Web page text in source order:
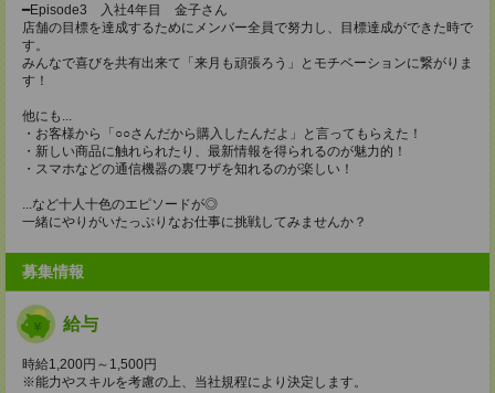
━Episode3 入社4年目 金子さん
店舗の目標を達成するためにメンバー全員で努力し、目標達成ができた時で
す。
みんなで喜びを共有出来て「来月も頑張ろう」とモチベーションに繋がりま
す！
他にも...
・お客様から「○○さんだから購入したんだよ」と言ってもらえた！
・新しい商品に触れられたり、最新情報を得られるのが魅力的！
・スマホなどの通信機器の裏ワザを知れるのが楽しい！
...など十人十色のエピソードが◎
一緒にやりがいたっぷりなお仕事に挑戦してみませんか？
募集情報
給与
時給1,200円～1,500円
※能力やスキルを考慮の上、当社規程により決定します。